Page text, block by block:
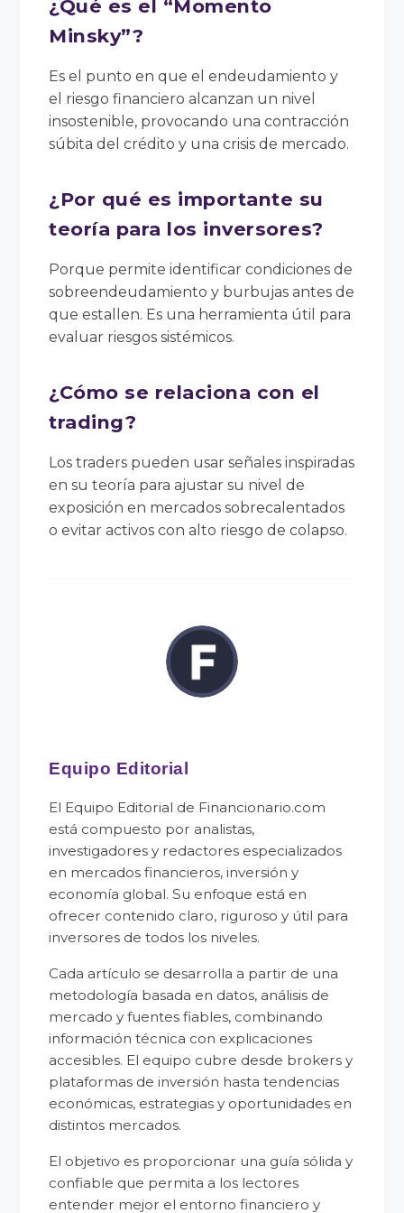
¿Qué es el “Momento
Minsky”?
Es el punto en que el endeudamiento y
el riesgo financiero alcanzan un nivel
insostenible, provocando una contracción
súbita del crédito y una crisis de mercado.
¿Por qué es importante su
teoría para los inversores?
Porque permite identificar condiciones de
sobreendeudamiento y burbujas antes de
que estallen. Es una herramienta útil para
evaluar riesgos sistémicos.
¿Cómo se relaciona con el
trading?
Los traders pueden usar señales inspiradas
en su teoría para ajustar su nivel de
exposición en mercados sobrecalentados
o evitar activos con alto riesgo de colapso.
Equipo Editorial
El Equipo Editorial de Financionario.com
está compuesto por analistas,
investigadores y redactores especializados
en mercados financieros, inversión y
economía global. Su enfoque está en
ofrecer contenido claro, riguroso y útil para
inversores de todos los niveles.
Cada artículo se desarrolla a partir de una
metodología basada en datos, análisis de
mercado y fuentes fiables, combinando
información técnica con explicaciones
accesibles. El equipo cubre desde brokers y
plataformas de inversión hasta tendencias
económicas, estrategias y oportunidades en
distintos mercados.
El objetivo es proporcionar una guía sólida y
confiable que permita a los lectores
entender mejor el entorno financiero y